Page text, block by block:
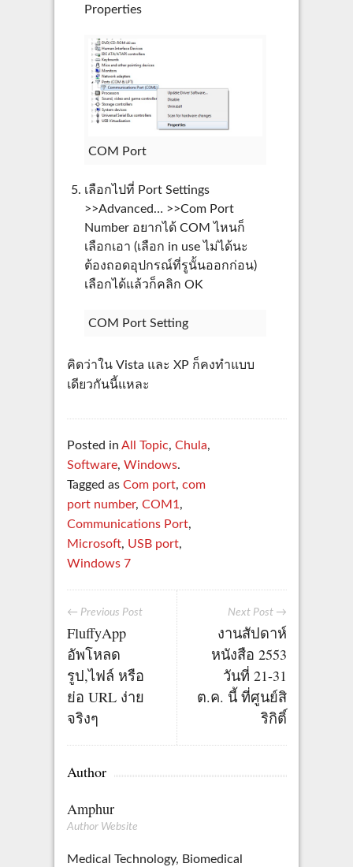
Properties
COM Port
เลือกไปที่ Port Settings
>>Advanced… >>Com Port
Number อยากได้ COM ไหนก็
เลือกเอา (เลือก in use ไม่ได้นะ
ต้องถอดอุปกรณ์ที่รูนั้นออกก่อน)
เลือกได้แล้วก็คลิก OK
COM Port Setting
คิดว่าใน Vista และ XP ก็คงทำแบบ
เดียวกันนี้แหละ
Posted in All Topic, Chula,
Software, Windows.
Tagged as Com port, com
port number, COM1 ,
Communications Port,
Microsoft, USB port,
Windows 7
Next Post →
งานสัปดาห์
หนังสือ 2553
วันที่ 21-31
ต.ค. นี้ ที่ศูนย์สิ
ริกิติ์
← Previous Post
FluffyApp
อัพโหลด
รูป,ไฟล์ หรือ
ย่อ URL ง่าย
จริงๆ
Author
Amphur
Author Website
Medical Technology, Biomedical